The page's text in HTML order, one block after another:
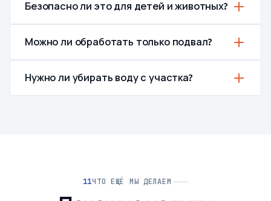
Безопасно ли это для детей и животных?
Можно ли обработать только подвал?
Нужно ли убирать воду с участка?
ЧТО ЕЩЁ МЫ ДЕЛАЕМ